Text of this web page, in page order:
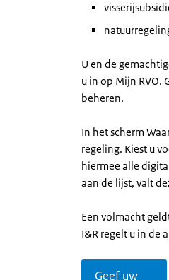
U en de
u in op Mijn RVO.
beheren.
In het scherm
regeling. Kiest u
hiermee alle
aan de lijst, valt
Een volmacht
I&R regelt u in de
Geef uw